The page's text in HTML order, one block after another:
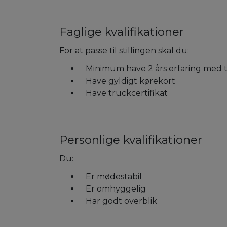
Faglige kvalifikationer
For at passe til stillingen skal du:
Minimum have 2 års erfaring med
Have gyldigt kørekort
Have truckcertifikat
Personlige kvalifikationer
Du:
Er mødestabil
Er omhyggelig
Har godt overblik